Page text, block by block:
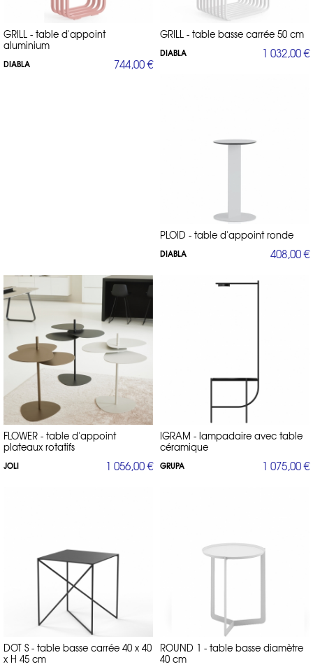
GRILL - table d'appoint
aluminium
DIABLA 744,00 €
GRILL - table basse carrée 50 cm
DIABLA 1 032,00 €
PLOID - table d'appoint ronde
DIABLA 408,00 €
FLOWER - table d'appoint
plateaux rotatifs
JOLI 1 056,00 €
IGRAM - lampadaire avec table
céramique
GRUPA 1 075,00 €
DOT S - table basse carrée 40 x 40
x H 45 cm
ROUND 1 - table basse diamètre
40 cm